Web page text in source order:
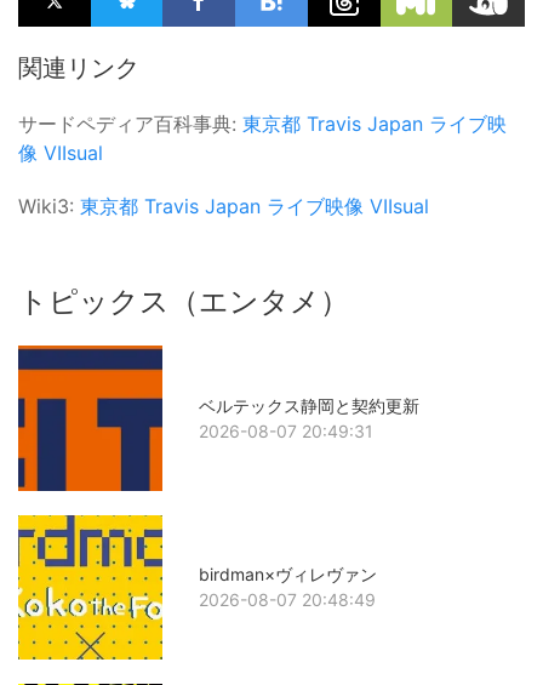
関連リンク
サードペディア百科事典: 東京都 Travis Japan ライブ映
像 VIIsual
Wiki3: 東京都 Travis Japan ライブ映像 VIIsual
トピックス（エンタメ）
ベルテックス静岡と契約更新
2026-08-07 20:49:31
birdman×ヴィレヴァン
2026-08-07 20:48:49